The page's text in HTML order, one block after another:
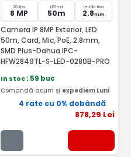
20 fps
8 MP
LED-uri
50m
lentila fixa
2.8mm
Camera IP 8MP Exterior, LED
50m, Card, Mic, PoE, 2.8mm,
SMD Plus-Dahua IPC-
HFW2849TL-S-LED-0280B-PRO
In stoc: 59 buc
Comandă acum și expediem Luni
4 rate cu 0% dobândă
878,29 Lei